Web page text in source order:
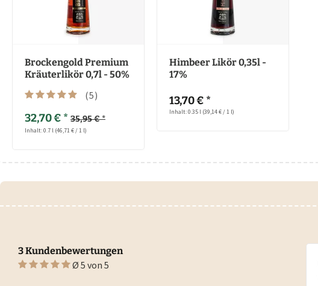
Brockengold Premium
Kräuterlikör 0,7l - 50%
(5)
32,70 € * 35,95 € *
Inhalt: 0.7 l (46,71 € / 1 l)
Himbeer Likör 0,35l -
17%
13,70 € *
Inhalt: 0.35 l (39,14 € / 1 l)
3 Kundenbewertungen
Ø 5 von 5